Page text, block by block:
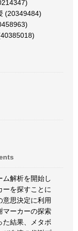
(20349484)
解析を開始し
ーを探すことに
意思決定に利用
マーカーの探索
た結果、メタボ